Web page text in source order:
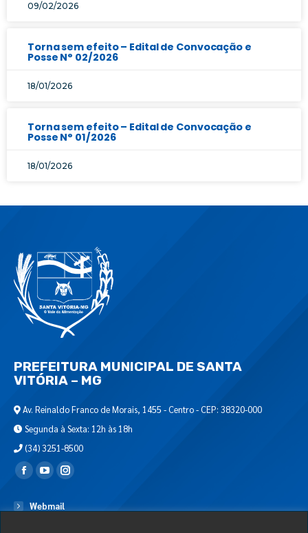
09/02/2026
Torna sem efeito – Edital de Convocação e
Posse N° 02/2026
18/01/2026
Torna sem efeito – Edital de Convocação e
Posse N° 01/2026
18/01/2026
PREFEITURA MUNICIPAL DE SANTA
VITÓRIA – MG
Av. Reinaldo Franco de Morais, 1455 - Centro - CEP: 38320-000
Segunda à Sexta: 12h às 18h
(34) 3251-8500
Encontre-nos em:
Webmail